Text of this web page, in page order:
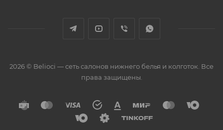
2026 © Belioci — сеть салонов нижнего белья и колготок. Все
права защищены.